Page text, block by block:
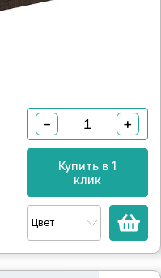
− +
Купить в 1
клик
Цвет